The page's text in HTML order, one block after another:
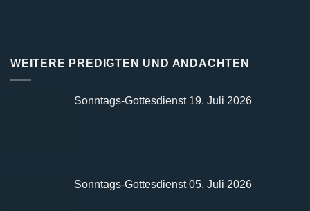
WEITERE PREDIGTEN UND ANDACHTEN
Sonntags-Gottesdienst 19. Juli 2026
Sonntags-Gottesdienst 05. Juli 2026